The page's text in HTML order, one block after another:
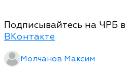
Подписывайтесь на ЧРБ в
ВКонтакте
Молчанов Максим